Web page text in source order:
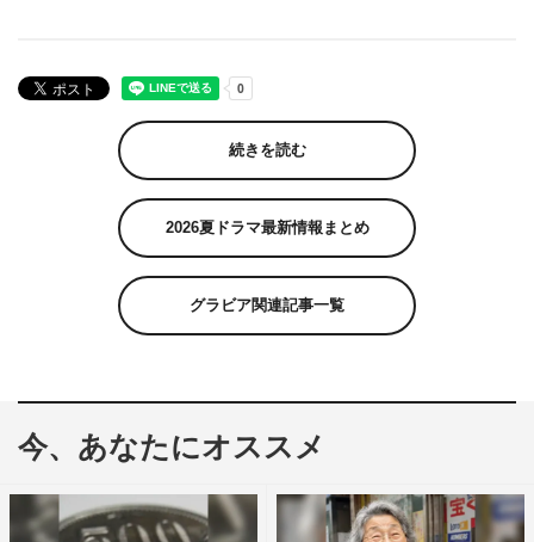
続きを読む
2026夏ドラマ最新情報まとめ
グラビア関連記事一覧
今、あなたにオススメ